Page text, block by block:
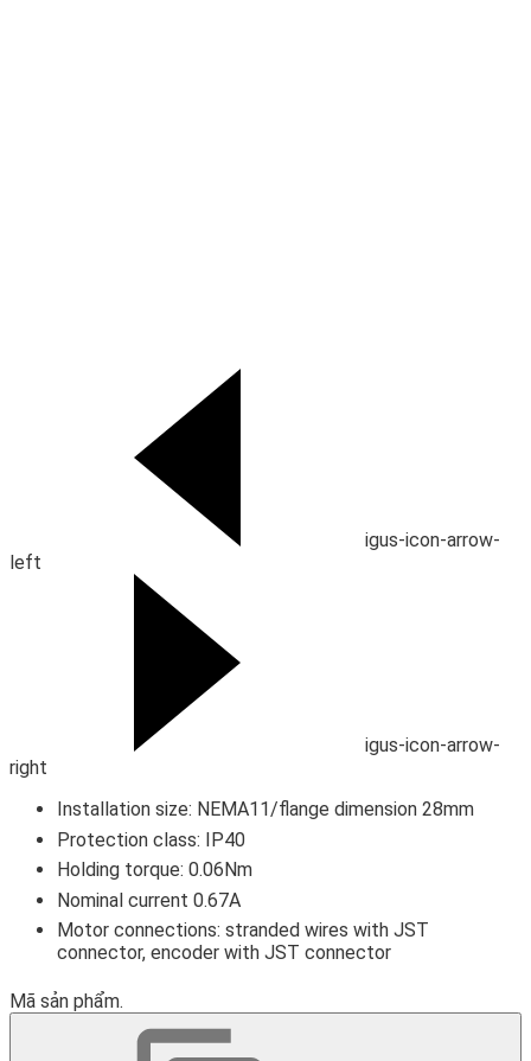
igus-icon-arrow-
left
igus-icon-arrow-
right
Installation size: NEMA11/flange dimension 28mm
Protection class: IP40
Holding torque: 0.06Nm
Nominal current 0.67A
Motor connections: stranded wires with JST
connector, encoder with JST connector
Mã sản phẩm.